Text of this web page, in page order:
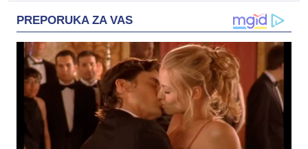
PREPORUKA ZA VAS